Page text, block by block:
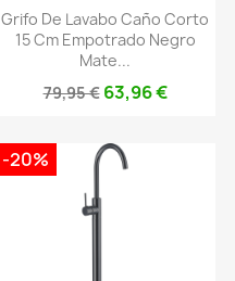
Grifo De Lavabo Caño Corto
15 Cm Empotrado Negro
Mate...
79,95 € 63,96 €
-20%